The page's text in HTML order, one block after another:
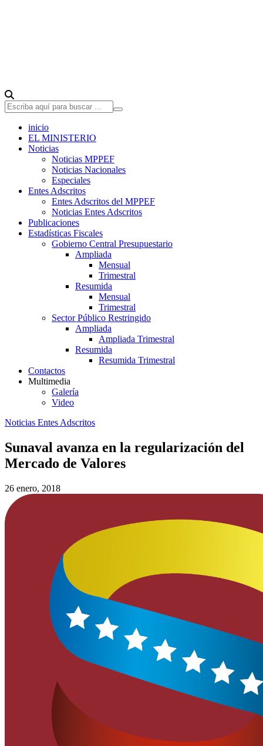
inicio
EL MINISTERIO
Noticias
Noticias MPPEF
Noticias Nacionales
Especiales
Entes Adscritos
Entes Adscritos del MPPEF
Noticias Entes Adscritos
Publicaciones
Estadísticas Fiscales
Gobierno Central Presupuestario
Ampliada
Mensual
Trimestral
Resumida
Mensual
Trimestral
Sector Público Restringido
Ampliada
Ampliada Trimestral
Resumida
Resumida Trimestral
Contactos
Multimedia
Galería
Video
Noticias Entes Adscritos
Sunaval avanza en la regularización del
Mercado de Valores
26 enero, 2018